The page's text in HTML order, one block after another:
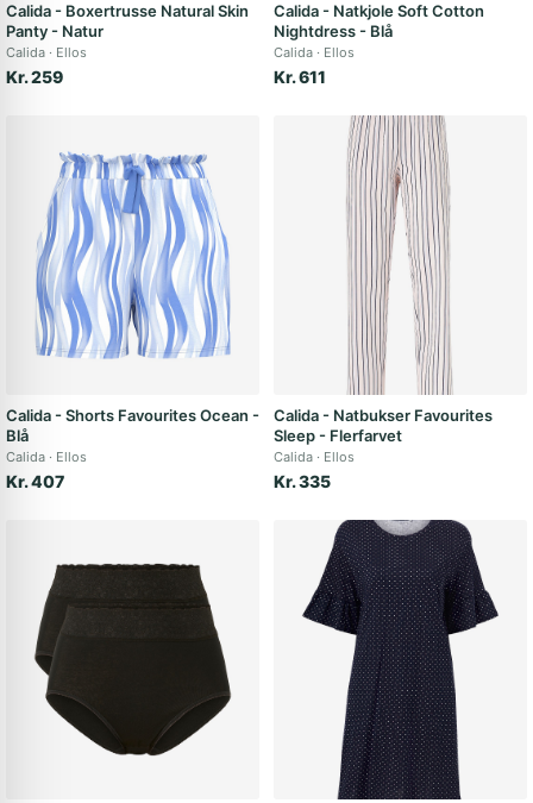
Calida - Boxertrusse Natural Skin
Panty - Natur
Calida Ellos
Kr. 259
Calida - Natkjole Soft Cotton
Nightdress - Blå
Calida Ellos
Kr. 611
Calida - Shorts Favourites Ocean -
Blå
Calida Ellos
Kr. 407
Calida - Natbukser Favourites
Sleep - Flerfarvet
Calida Ellos
Kr. 335